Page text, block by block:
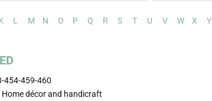
L M N O P Q R S T U V W X Y
454-459-460
Home décor and handicraft